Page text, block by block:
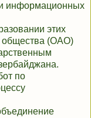
информационных
этих
общества (ОАО)
по